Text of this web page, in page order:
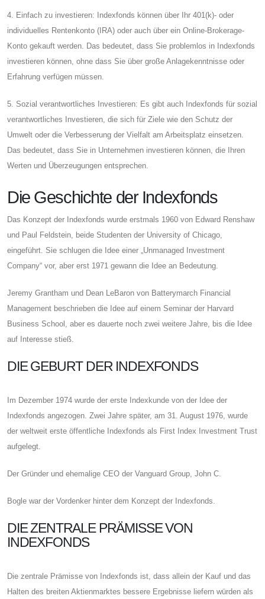
4. Einfach zu investieren: Indexfonds können über Ihr 401(k)- oder
individuelles Rentenkonto (IRA) oder auch über ein Online-Brokerage-
Konto gekauft werden. Das bedeutet, dass Sie problemlos in Indexfonds
investieren können, ohne dass Sie über große Anlagekenntnisse oder
Erfahrung verfügen müssen.
5. Sozial verantwortliches Investieren: Es gibt auch Indexfonds für sozial
verantwortliches Investieren, die sich für Ziele wie den Schutz der
Umwelt oder die Verbesserung der Vielfalt am Arbeitsplatz einsetzen.
Das bedeutet, dass Sie in Unternehmen investieren können, die Ihren
Werten und Überzeugungen entsprechen.
Die Geschichte der Indexfonds
Das Konzept der Indexfonds wurde erstmals 1960 von Edward Renshaw
und Paul Feldstein, beide Studenten der University of Chicago,
eingeführt. Sie schlugen die Idee einer „Unmanaged Investment
Company“ vor, aber erst 1971 gewann die Idee an Bedeutung.
Jeremy Grantham und Dean LeBaron von Batterymarch Financial
Management beschrieben die Idee auf einem Seminar der Harvard
Business School, aber es dauerte noch zwei weitere Jahre, bis die Idee
auf Interesse stieß.
DIE GEBURT DER INDEXFONDS
Im Dezember 1974 wurde der erste Indexkunde von der Idee der
Indexfonds angezogen. Zwei Jahre später, am 31. August 1976, wurde
der weltweit erste öffentliche Indexfonds als First Index Investment Trust
aufgelegt.
Der Gründer und ehemalige CEO der Vanguard Group, John C.
Bogle war der Vordenker hinter dem Konzept der Indexfonds.
DIE ZENTRALE PRÄMISSE VON
INDEXFONDS
Die zentrale Prämisse von Indexfonds ist, dass allein der Kauf und das
Halten des breiten Aktienmarktes bessere Ergebnisse liefern würden als